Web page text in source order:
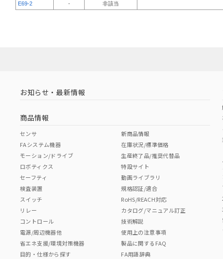
E69-2 - 非該当
お知らせ・最新情報
商品情報
センサ
FAシステム機器
モーション/ドライブ
ロボティクス
セーフティ
検査装置
スイッチ
リレー
コントロール
電源/周辺機器他
省エネ支援/環境対策機器
目的・仕様から探す
新商品情報
在庫状況/標準価格
生産終了品/推奨代替品
特設サイト
動画ライブラリ
規格認証/適合
RoHS/REACH対応
カタログ/マニュアル訂正
技術解説
使用上の注意事項
製品に関するFAQ
FA用語辞典